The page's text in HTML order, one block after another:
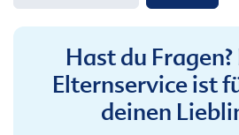
Hast du
Elternservice ist
deinen